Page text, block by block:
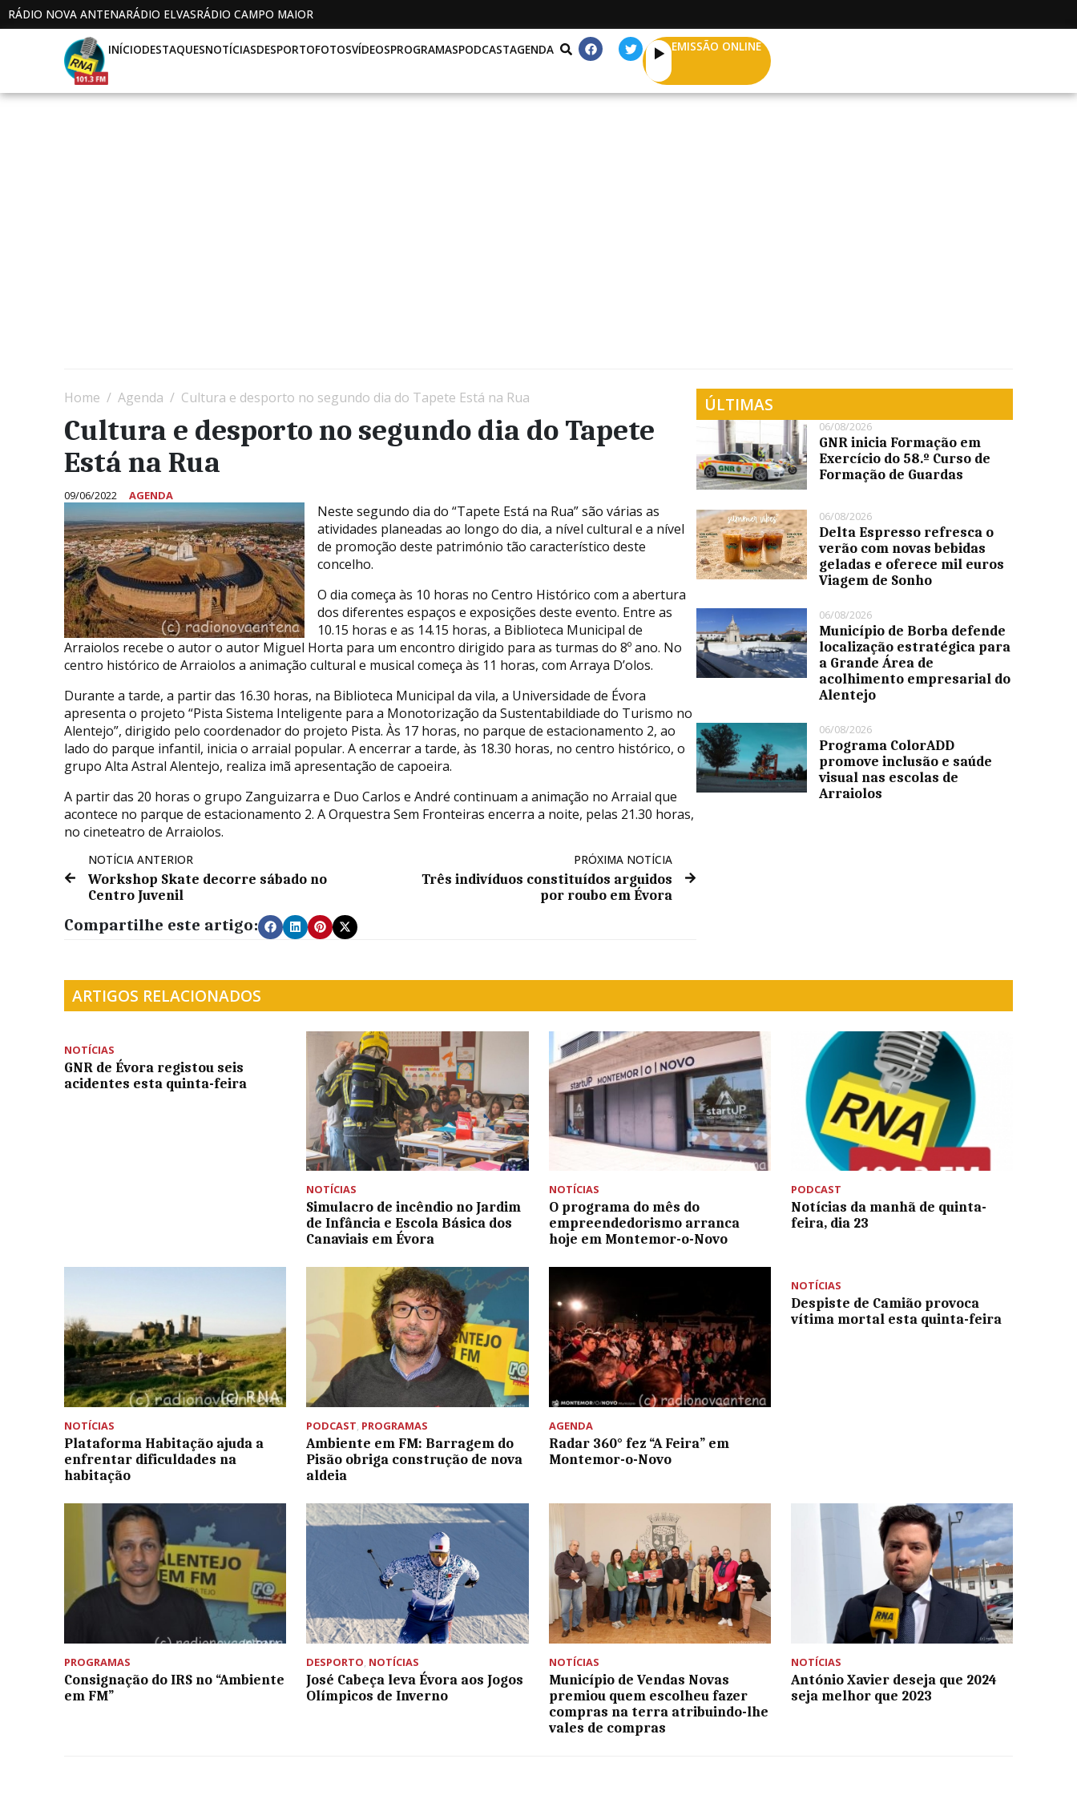
RÁDIO NOVA ANTENARÁDIO ELVASRÁDIO CAMPO MAIOR
INÍCIODESTAQUESNOTÍCIASDESPORTOFOTOSVÍDEOSPROGRAMASPODCASTAGENDA EMISSÃO ONLINE
Home Agenda Cultura e desporto no segundo dia do Tapete Está na Rua
Cultura e desporto no segundo dia do Tapete
Está na Rua
09/06/2022 AGENDA
Neste segundo dia do “Tapete Está na Rua” são várias as
atividades planeadas ao longo do dia, a nível cultural e a nível
de promoção deste património tão característico deste
concelho.
O dia começa às 10 horas no Centro Histórico com a abertura
dos diferentes espaços e exposições deste evento. Entre as
10.15 horas e as 14.15 horas, a Biblioteca Municipal de
Arraiolos recebe o autor o autor Miguel Horta para um encontro dirigido para as turmas do 8º ano. No
centro histórico de Arraiolos a animação cultural e musical começa às 11 horas, com Arraya D’olos.
Durante a tarde, a partir das 16.30 horas, na Biblioteca Municipal da vila, a Universidade de Évora
apresenta o projeto “Pista Sistema Inteligente para a Monotorização da Sustentabildiade do Turismo no
Alentejo”, dirigido pelo coordenador do projeto Pista. Às 17 horas, no parque de estacionamento 2, ao
lado do parque infantil, inicia o arraial popular. A encerrar a tarde, às 18.30 horas, no centro histórico, o
grupo Alta Astral Alentejo, realiza imã apresentação de capoeira.
A partir das 20 horas o grupo Zanguizarra e Duo Carlos e André continuam a animação no Arraial que
acontece no parque de estacionamento 2. A Orquestra Sem Fronteiras encerra a noite, pelas 21.30 horas,
no cineteatro de Arraiolos.
NOTÍCIA ANTERIOR
Workshop Skate decorre sábado no
Centro Juvenil
PRÓXIMA NOTÍCIA
Três indivíduos constituídos arguidos
por roubo em Évora
Compartilhe este artigo:
ÚLTIMAS
06/08/2026
GNR inicia Formação em
Exercício do 58.º Curso de
Formação de Guardas
06/08/2026
Delta Espresso refresca o
verão com novas bebidas
geladas e oferece mil euros
Viagem de Sonho
06/08/2026
Município de Borba defende
localização estratégica para
a Grande Área de
acolhimento empresarial do
Alentejo
06/08/2026
Programa ColorADD
promove inclusão e saúde
visual nas escolas de
Arraiolos
ARTIGOS RELACIONADOS
NOTÍCIAS
GNR de Évora registou seis
acidentes esta quinta-feira
NOTÍCIAS
Simulacro de incêndio no Jardim
de Infância e Escola Básica dos
Canaviais em Évora
NOTÍCIAS
O programa do mês do
empreendedorismo arranca
hoje em Montemor-o-Novo
PODCAST
Notícias da manhã de quinta-
feira, dia 23
NOTÍCIAS
Plataforma Habitação ajuda a
enfrentar dificuldades na
habitação
PODCAST, PROGRAMAS
Ambiente em FM: Barragem do
Pisão obriga construção de nova
aldeia
AGENDA
Radar 360° fez “A Feira” em
Montemor-o-Novo
NOTÍCIAS
Despiste de Camião provoca
vítima mortal esta quinta-feira
PROGRAMAS
Consignação do IRS no “Ambiente
em FM”
DESPORTO, NOTÍCIAS
José Cabeça leva Évora aos Jogos
Olímpicos de Inverno
NOTÍCIAS
Município de Vendas Novas
premiou quem escolheu fazer
compras na terra atribuindo-lhe
vales de compras
NOTÍCIAS
António Xavier deseja que 2024
seja melhor que 2023